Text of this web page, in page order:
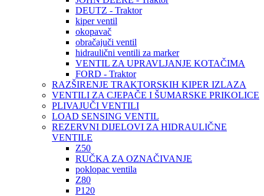
DEUTZ - Traktor
kiper ventil
okopavač
obračajuči ventil
hidraulični ventili za marker
VENTIL ZA UPRAVLJANJE KOTAČIMA
FORD - Traktor
RAZŠIRENJE TRAKTORSKIH KIPER IZLAZA
VENTILI ZA CJEPAČE I ŠUMARSKE PRIKOLICE
PLIVAJUČI VENTILI
LOAD SENSING VENTIL
REZERVNI DIJELOVI ZA HIDRAULIČNE
VENTILE
Z50
RUČKA ZA OZNAČIVANJE
poklopac ventila
Z80
P120